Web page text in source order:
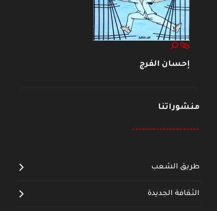
إحسان الفرج
منشوراتنا
--------------------
طريق الشعب
الثقافة الجديدة